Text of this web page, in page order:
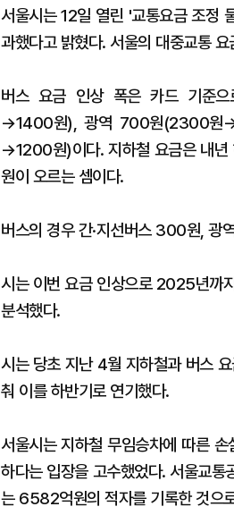
서울시는 12일 열린 '교통요금 조정
과했다고 밝혔다. 서울의 대중교통
버스 요금 인상 폭은 카드 기준
→1400원), 광역 700원(2300
→1200원)이다. 지하철 요금은 내
원이 오르는 셈이다.
버스의 경우 간·지선버스 300원,
시는 이번 요금 인상으로 2025년까
분석했다.
시는 당초 지난 4월 지하철과 버스
춰 이를 하반기로 연기했다.
서울시는 지하철 무임승차에 따른
하다는 입장을 고수했었다. 서울교
는 6582억원의 적자를 기록한 것으